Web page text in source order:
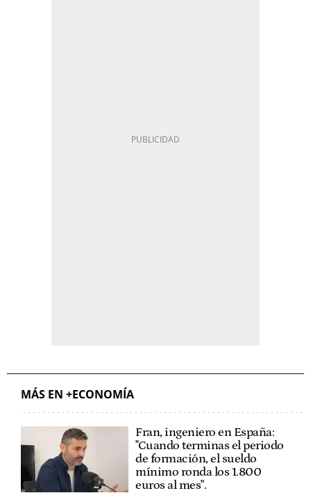
MÁS EN +ECONOMÍA
Fran, ingeniero en España:
"Cuando terminas el periodo
de formación, el sueldo
mínimo ronda los 1.800
euros al mes".